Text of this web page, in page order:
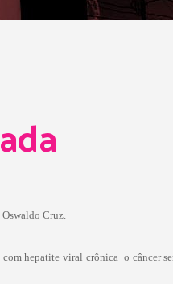
Cruz.
hepatite viral crônica  o câncer